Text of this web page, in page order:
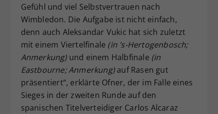
Gefühl und viel Selbstvertrauen nach
Wimbledon. Die Aufgabe ist nicht einfach,
denn auch Aleksandar Vukic hat sich zuletzt
mit einem Viertelfinale (in ’s-Hertogenbosch;
Anmerkung)und einem Halbfinale (in
Eastbourne; Anmerkung)auf Rasen gut
präsentiert“, erklärte Ofner, der im Falle eines
Sieges in der zweiten Runde auf den
spanischen Titelverteidiger Carlos Alcaraz